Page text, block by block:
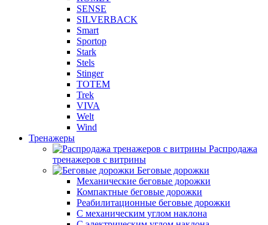
SENSE
SILVERBACK
Smart
Sportop
Stark
Stels
Stinger
TOTEM
Trek
VIVA
Welt
Wind
Тренажеры
Распродажа
тренажеров с витрины
Беговые дорожки
Механические беговые дорожки
Компактные беговые дорожки
Реабилитационные беговые дорожки
С механическим углом наклона